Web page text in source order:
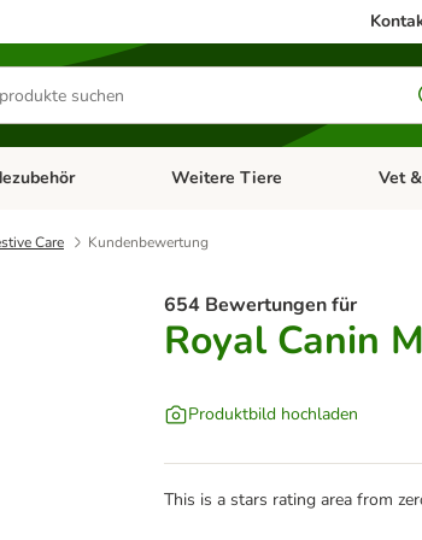
Menü öffnen: HundefutterKategorie-Menü öffnen:
Weitere Tiere Vet
Care Kundenbewertung
654 Bewertungen für
Royal Canin
Produktbild hochladen
This is a stars rating area from